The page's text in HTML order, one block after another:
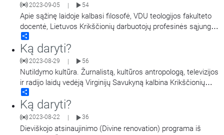
2023-09-05 | 54
Apie sąžinę laidoje kalbasi filosofė, VDU teologijos fakulteto
docentė, Lietuvos Krikščionių darbuotojų profesinės sąjungos
tarybos narė Lina Šulcienė ir Lietuvos Krikščionių darbuotojų
profesinės sąjungos pirmininkas Audrius Globys.
Ką daryti?
2023-08-29 | 56
Nutildymo kultūra. Žurnalistą, kultūros antropologą, televizijos
ir radijo laidų vedėją Virginijų Savukyną kalbina Krikščionių
profsąjungos pirmininkas Audrius Globys. Laida kartojama.
Ką daryti?
2023-08-22 36
Dieviškojo atsinaujinimo (Divine renovation) programa iš